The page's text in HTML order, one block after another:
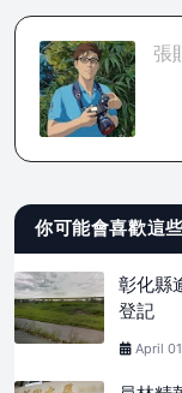
張
你可能會喜歡這
彰化縣
登記
April